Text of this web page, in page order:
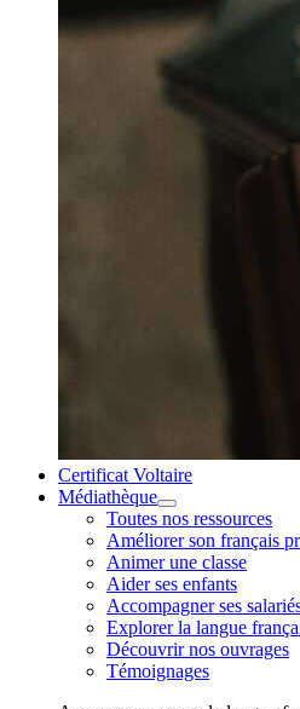
Certificat Voltaire
Médiathèque
Toutes nos ressources
Améliorer son français
Animer une classe
Aider ses enfants
Accompagner ses
Explorer la langue
Découvrir nos ouvrages
Témoignages